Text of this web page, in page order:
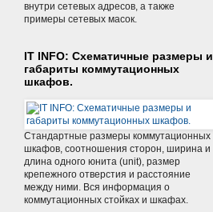
внутри сетевых адресов, а также
примеры сетевых масок.
IT INFO: Схематичные размеры и
габариты коммутационных
шкафов.
Стандартные размеры коммутационных
шкафов, соотношения сторон, ширина и
длина одного юнита (unit), размер
крепежного отверстия и расстояние
между ними. Вся информация о
коммутационных стойках и шкафах.